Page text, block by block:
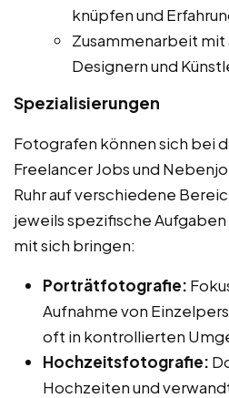
knüpfen und
Zusammenarbeit
Designern und
Spezialisierungen
Fotografen können sich bei
Freelancer Jobs und
Ruhr auf verschiedene
jeweils spezifische
mit sich bringen:
Porträtfotografie:
Aufnahme von
oft in kontrollierten
Hochzeitsfotografie:
Hochzeiten und